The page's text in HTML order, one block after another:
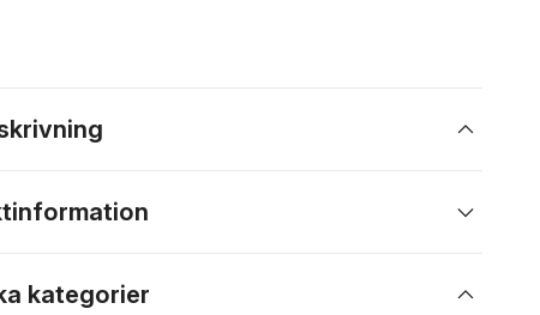
kategorier